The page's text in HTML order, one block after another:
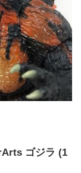
ゴジラ (1